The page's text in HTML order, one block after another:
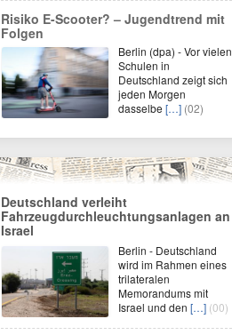
Risiko E-Scooter? – Jugendtrend mit
Folgen
Berlin (dpa) - Vor vielen
Schulen in
Deutschland zeigt sich
jeden Morgen
dasselbe […] (02)
Deutschland verleiht
Fahrzeugdurchleuchtungsanlagen an
Israel
Berlin - Deutschland
wird im Rahmen eines
trilateralen
Memorandums mit
Israel und den […] (00)